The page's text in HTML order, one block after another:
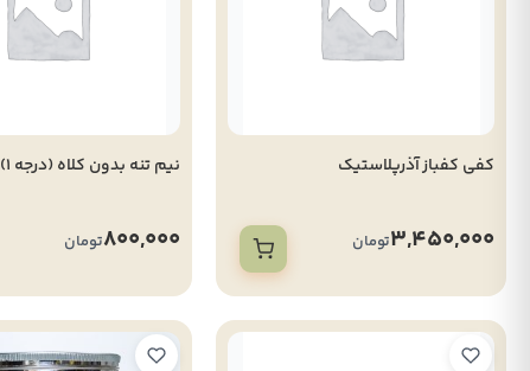
کفی کفباز آذرپلاستیک
3,450,000تومان
نیم تنه بدون کلاه (درجه 1)
800,000تومان